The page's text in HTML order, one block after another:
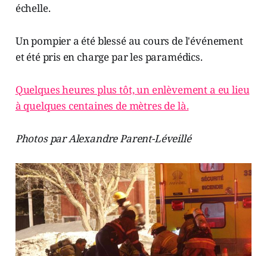
échelle.
Un pompier a été blessé au cours de l'événement
et été pris en charge par les paramédics.
Quelques heures plus tôt, un enlèvement a eu lieu
à quelques centaines de mètres de là.
Photos par Alexandre Parent-Léveillé